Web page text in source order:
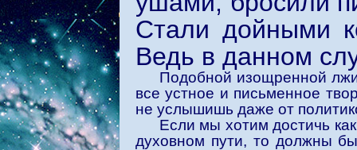
Стали дойными
Ведь в данном
Подобной изощренной
все устное и письменное
не услышишь даже от
Если мы хотим достичь
духовном пути, то должны